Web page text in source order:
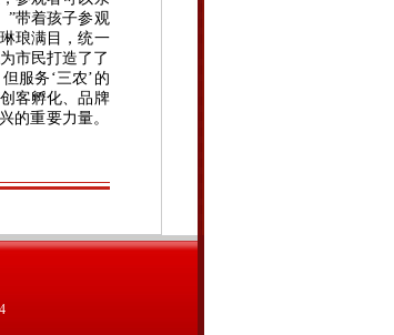
”带着孩子参观
琅满目，统一
市民打造了了
服务‘三农’的
客孵化、品牌
的重要力量。